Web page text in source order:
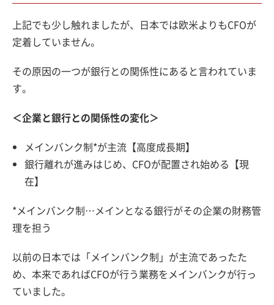
上記でも少し触れましたが、日本では欧米よりもCFOが
定着していません。
その原因の一つが銀行との関係性にあると言われていま
す。
＜企業と銀行との関係性の変化＞
メインバンク制*が主流【高度成長期】
銀行離れが進みはじめ、CFOが配置され始める【現
在】
*メインバンク制…メインとなる銀行がその企業の財務管
理を担う
以前の日本では「メインバンク制」が主流であったた
め、本来であればCFOが行う業務をメインバンクが行っ
ていました。